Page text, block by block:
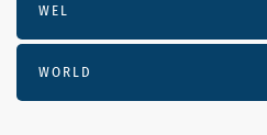
WEL
WORLD